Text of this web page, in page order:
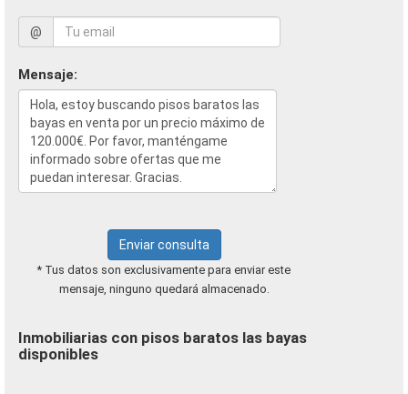
@
Mensaje:
Enviar consulta
* Tus datos son exclusivamente para enviar este
mensaje, ninguno quedará almacenado.
Inmobiliarias con pisos baratos las bayas
disponibles